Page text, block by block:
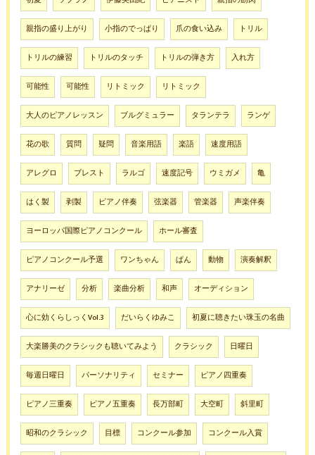
親指の盛り上がり 小指のでっぱり 爪の食い込み トリル
トリルの練習 トリルのタッチ トリルの弾き方 入れ方
可能性 可能性 リトミック リトミック
大人のピアノレッスン ブルグミュラー タランテラ ランゲ
花の歌 質問 疑問 音楽用語 楽語 速度用語
アレグロ プレスト ラルゴ 速度記号 ウミガメ 亀
はく製 剥製 ピアノ伴奏 弦楽器 管楽器 声楽伴奏
ヨーロッパ国際ピアノコンクール ホール審査
ピアノコンクール予選 ワンちゃん ぱん 動物 演奏解釈
アナリーゼ 分析 楽曲分析 和声 オーディション
心に効くらしっくVol.3 だいらくゆみこ 初夏に聴きたい珠玉の名曲
大楽勝美のクラシックも聴いてみよう クラシック 日曜日
毎週日曜日 パーソナリティ セミナー ピアノ四重奏
ピアノ三重奏 ピアノ五重奏 長万部町 大空町 斜里町
昭和のクラシック 目標 コンクール参加 コンクール入賞